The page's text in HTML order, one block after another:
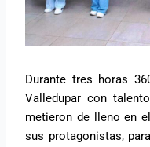
Durante tres horas
Valledupar con
metieron de lleno en
sus protagonistas,